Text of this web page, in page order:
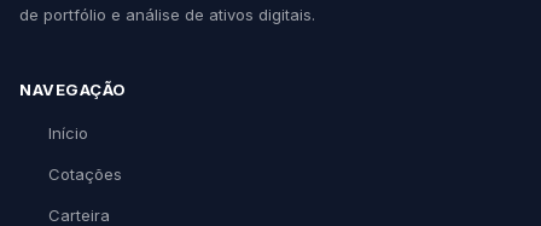
de portfólio e análise de ativos digitais.
NAVEGAÇÃO
Início
Cotações
Carteira